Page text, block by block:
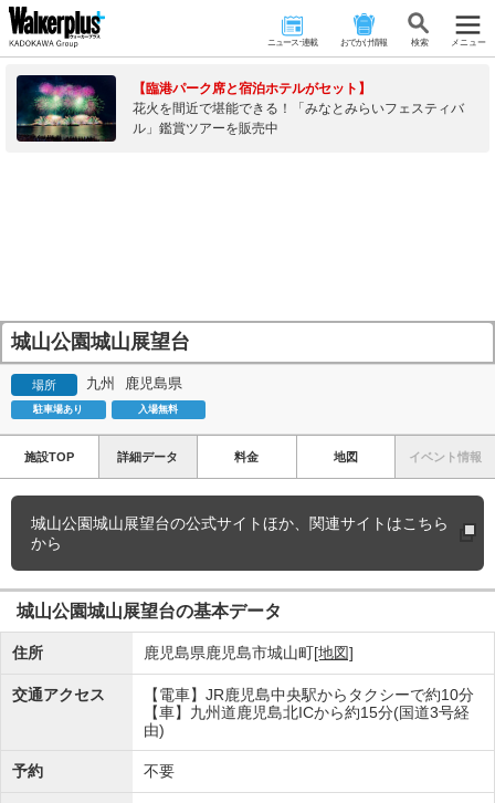
ニュース･連載 おでかけ情報 検 索 メニュー
【臨港パーク席と宿泊ホテルがセット】
花火を間近で堪能できる！「みなとみらいフェスティバ
ル」鑑賞ツアーを販売中
城山公園城山展望台
場所 九州 鹿児島県
駐車場あり 入場無料
施設TOP 詳細データ 料金 地図 イベント情報
城山公園城山展望台の公式サイトほか、関連サイトはこちら
から
城山公園城山展望台の基本データ
住所 鹿児島県鹿児島市城山町[地図]
交通アクセス
【電車】JR鹿児島中央駅からタクシーで約10分
【車】九州道鹿児島北ICから約15分(国道3号経
由)
予約 不要